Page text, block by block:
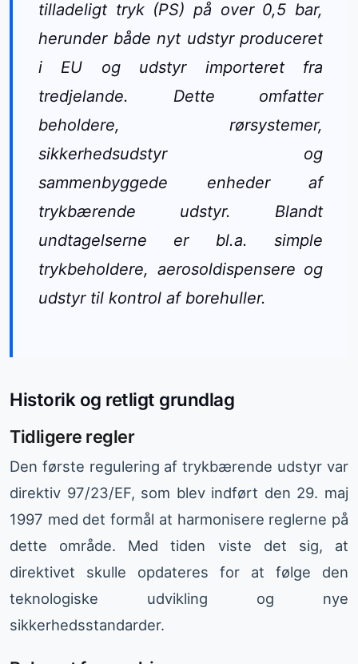
tilladeligt tryk (PS) på over 0,5 bar,
herunder både nyt udstyr produceret
i EU og udstyr importeret fra
tredjelande. Dette omfatter
beholdere, rørsystemer,
sikkerhedsudstyr og
sammenbyggede enheder af
trykbærende udstyr. Blandt
undtagelserne er bl.a. simple
trykbeholdere, aerosoldispensere og
udstyr til kontrol af borehuller.
Historik og retligt grundlag
Tidligere regler
Den første regulering af trykbærende udstyr var
direktiv 97/23/EF, som blev indført den 29. maj
1997 med det formål at harmonisere reglerne på
dette område. Med tiden viste det sig, at
direktivet skulle opdateres for at følge den
teknologiske udvikling og nye
sikkerhedsstandarder.